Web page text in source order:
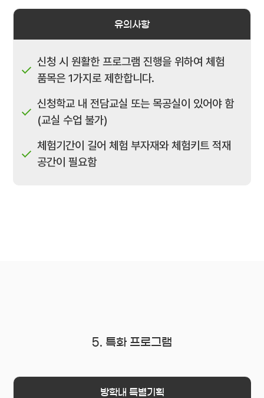
유의사항
신청 시 원활한 프로그램 진행을 위하여 체험
품목은 1가지로 제한합니다.
신청학교 내 전담교실 또는 목공실이 있어야 함
(교실 수업 불가)
체험기간이 길어 체험 부자재와 체험키트 적재
공간이 필요함
5. 특화 프로그램
방학내 특별기획